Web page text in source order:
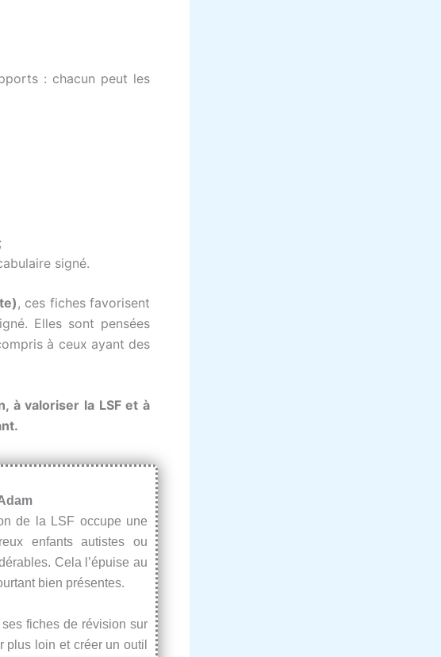
: chacun peut les
signé.
, ces fiches favorisent
Elles sont pensées
à ceux ayant des
à valoriser la LSF et à
de la LSF occupe une
enfants autistes ou
Cela l’épuise au
bien présentes.
fiches de révision sur
plus loin et créer un outil